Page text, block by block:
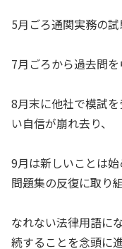
5月ごろ通関実務の
7月ごろから過去問
8月末に他社で模試
い自信が崩れ去り、
9月は新しいことは始
問題集の反復に取り
なれない法律用語に
続することを念頭に